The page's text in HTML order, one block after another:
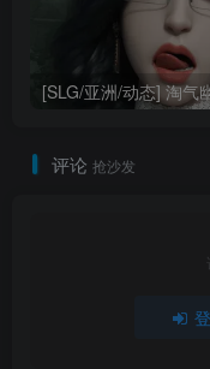
评论 抢沙发